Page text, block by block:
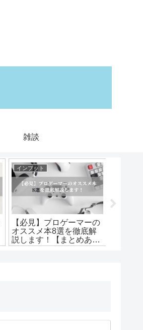
雑談
インプット
【必見】プロゲーマーの
オススメ本8選を徹底解
説します！【まとめあ
り】